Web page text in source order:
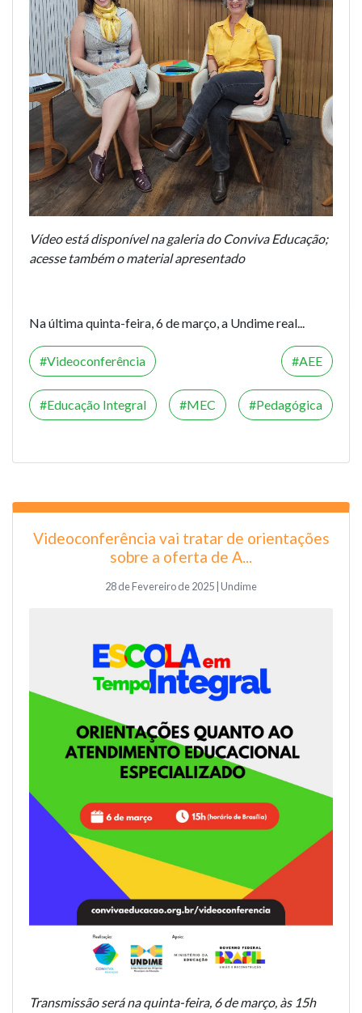
Vídeo está disponível na galeria do Conviva Educação;
acesse também o material apresentado
Na última quinta-feira, 6 de março, a Undime real...
Videoconferência AEE
Educação Integral MEC Pedagógica
Videoconferência vai tratar de orientações
sobre a oferta de A...
28 de Fevereiro de 2025 | Undime
Transmissão será na quinta-feira, 6 de março, às 15h